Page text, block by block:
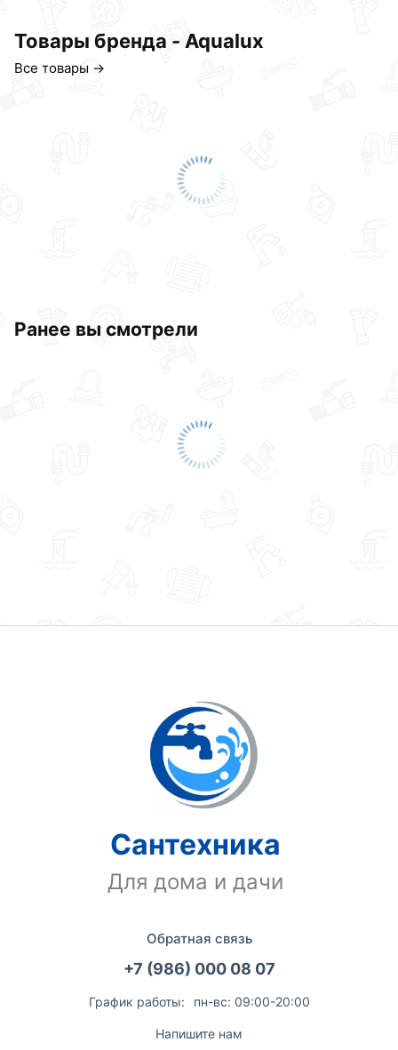
Товары бренда - Aqualux
Все товары →
Ранее вы смотрели
Сантехника
Для дома и дачи
Обратная связь
+7 (986) 000 08 07
График работы: пн-вс: 09:00-20:00
Напишите нам